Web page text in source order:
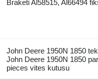
Braketi Al58515, Al66494
John Deere 1950N 1850
John Deere 1950N 1850
pieces vites kutusu